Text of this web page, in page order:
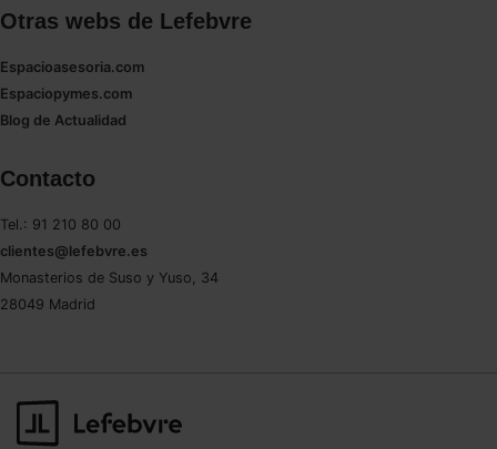
Otras webs de Lefebvre
Espacioasesoria.com
Espaciopymes.com
Blog de Actualidad
Contacto
Tel.: 91 210 80 00
clientes@lefebvre.es
Monasterios de Suso y Yuso, 34
28049 Madrid